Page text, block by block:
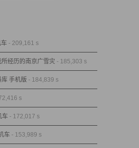
车 - 209,161 s
经历的南京广雪灾 - 185,303 s
手机版 - 184,839 s
s
车 - 172,017 s
车 - 153,989 s